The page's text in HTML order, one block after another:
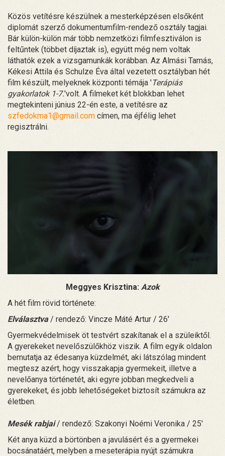
Közös vetítésre készülnek a mesterképzésen elsőként
diplomát szerző dokumentumfilm-rendező osztály tagjai.
Bár külön-külön már több nemzetközi filmfesztiválon is
feltűntek (többet díjaztak is), együtt még nem voltak
láthatók ezek a vizsgamunkák korábban. Az Almási Tamás,
Kékesi Attila és Schulze Éva által vezetett osztályban hét
film készült, melyeknek központi témája 'Terápiás
gyakorlatok 1-7.'volt. A filmeket két blokkban lehet
megtekinteni június 22-én este, a vetítésre az
szfedokma1@gmail.com címen, ma éjfélig lehet
regisztrálni.
Meggyes Krisztina: Azok
A hét film rövid története:
Elválasztva/ rendező: Vincze Máté Artur / 26'
Gyermekvédelmisek öt testvért szakítanak el a szüleiktől.
A gyerekeket nevelőszülőkhöz viszik. A film egyik oldalon
bemutatja az édesanya küzdelmét, aki látszólag mindent
megtesz azért, hogy visszakapja gyermekeit, illetve a
nevelőanya történetét, aki egyre jobban megkedveli a
gyerekeket, és jobb lehetőségeket biztosít számukra az
életben.
Mesék rabjai/ rendező: Szakonyi Noémi Veronika / 25'
Két anya küzd a börtönben a javulásért és a gyermekei
bocsánatáért, melyben a meseterápia nyújt számukra